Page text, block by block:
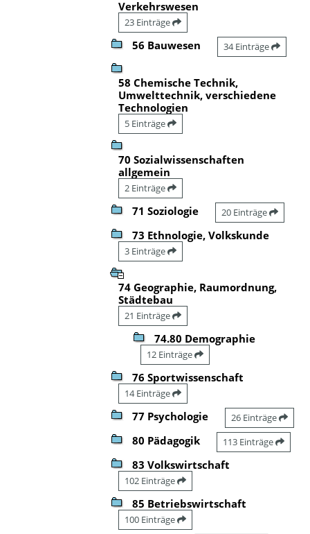
Verkehrswesen
23 Einträge
56 Bauwesen 34 Einträge
58 Chemische Technik,
Umwelttechnik, verschiedene
Technologien
5 Einträge
70 Sozialwissenschaften
allgemein
2 Einträge
71 Soziologie 20 Einträge
73 Ethnologie, Volkskunde
3 Einträge
74 Geographie, Raumordnung,
Städtebau
21 Einträge
74.80 Demographie
12 Einträge
76 Sportwissenschaft
14 Einträge
77 Psychologie 26 Einträge
80 Pädagogik 113 Einträge
83 Volkswirtschaft
102 Einträge
85 Betriebswirtschaft
100 Einträge